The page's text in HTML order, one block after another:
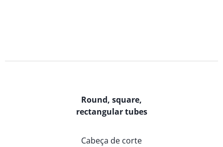
Round, square,
rectangular tubes
Cabeça de corte